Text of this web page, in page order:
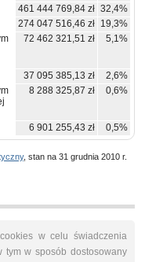
461 444 769,84 zł 32,4%
274 047 516,46 zł 19,3%
72 462 321,51 zł 5,1%
37 095 385,13 zł
2,6%
8 288 325,87 zł 0,6%
6 901 255,43 zł 0,5%
, stan na 31 grudnia 2010 r.
w celu świadczenia
tym w sposób dostosowany